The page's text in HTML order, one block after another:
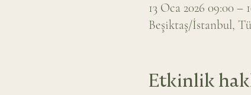
13 Oca 2026 09:00 –
Beşiktaş/İstanbul,
Etkinlik